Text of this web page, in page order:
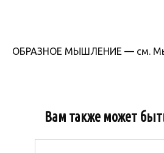
ОБРАЗНОЕ МЫШЛЕНИЕ — см.
Вам также может